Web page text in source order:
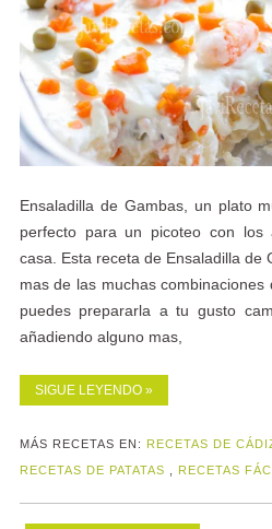
Ensaladilla de Gambas, un plato
perfecto para un picoteo con
casa. Esta receta de Ensaladilla de
mas de las muchas
puedes prepararla a tu gusto
añadiendo alguno mas,
SIGUE LEYENDO »
MÁS RECETAS EN: RECETAS DE
RECETAS DE PATATAS
RECETAS